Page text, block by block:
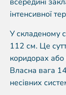
інтенсивної
У складеному
112 см. Це
коридорах або
Власна вага
несівних